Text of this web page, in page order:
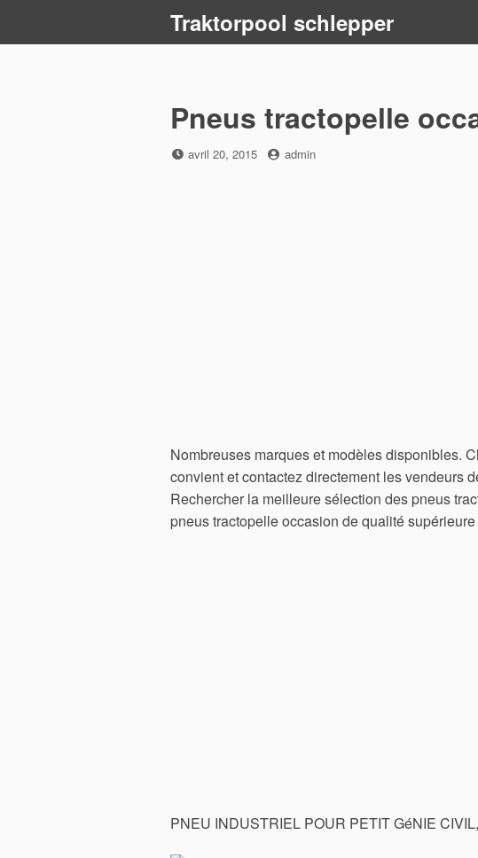
Traktorpool schlepper
Pneus tractopelle
Posted
avril 20, 2015 by
admin
Nombreuses marques et modèles disponibles.
convient et contactez directement les vendeurs
Rechercher la meilleure sélection des pneus
pneus tractopelle occasion de qualité
PNEU INDUSTRIEL POUR PETIT GéNIE